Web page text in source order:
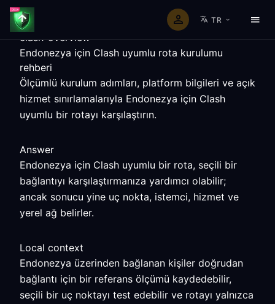
TR
clash-overview
Endonezya için Clash uyumlu rota kurulumu
rehberi
Ölçümlü kurulum adımları, platform bilgileri ve açık
hizmet sınırlamalarıyla Endonezya için Clash
uyumlu bir rotayı karşılaştırın.
Answer
Endonezya için Clash uyumlu bir rota, seçili bir
bağlantıyı karşılaştırmanıza yardımcı olabilir;
ancak sonucu yine uç nokta, istemci, hizmet ve
yerel ağ belirler.
Local context
Endonezya üzerinden bağlanan kişiler doğrudan
bağlantı için bir referans ölçümü kaydedebilir,
seçili bir uç noktayı test edebilir ve rotayı yalnızca